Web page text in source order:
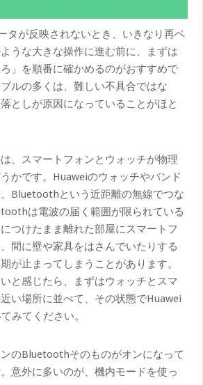
タが反映されないとき、いきなり再ペ
うな大きな操作に進む前に、まずは
ろ」を順番に確かめるのがおすすめで
ルの多くは、難しい不具合ではな
としが原因になっていることがほと
、スマートフォンとウォッチが物理
かです。Huaweiのウォッチやバンド
Bluetoothという近距離の無線でつな
は電波の届く範囲が限られている
つけたまま離れた部屋にスマートフ
間に壁や家具をはさんでいたりする
が止まってしまうことがあります。
と感じたら、まずはウォッチとスマ
い場所に並べて、その状態でHuawei
みてください。
のBluetoothそのものがオンになって
意外に多いのが、機内モードを使っ